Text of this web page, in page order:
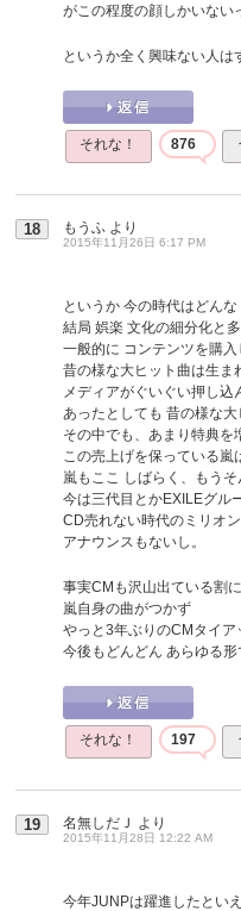
がこの程度の顔しかいない
というか全く興味ない人は
それな！ 876
18 もうふ より
2015年11月26日 6:17 PM
というか 今の時代はどん
結局 娯楽 文化の細分化と
一般的に コンテンツを購
昔の様な大ヒット曲は生ま
メディアがぐいぐい押し
あったとしても 昔の様な大
その中でも、あまり特典を
この売上げを保っている嵐
嵐もここ しばらく、もうそ
今は三代目とかEXILEグル
CD売れない時代のミリオ
アナウンスもないし。
事実CMも沢山出ている割
嵐自身の曲がつかず
やっと3年ぶりのCMタイア
今後もどんどん あらゆる形
それな！ 197
19 名無しだＪ より
2015年11月28日 12:22 AM
今年JUNPは躍進したとい